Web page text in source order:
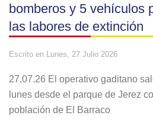
bomberos y 5 vehículos
las labores de extinción
Escrito en Lunes, 27 Julio 2026
27.07.26 El operativo gaditano
lunes desde el parque de Jerez
población de El Barraco